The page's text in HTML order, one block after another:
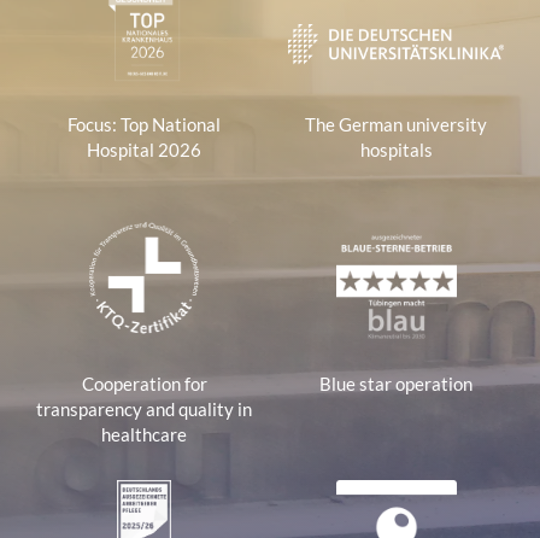
Focus: Top National
Hospital 2026
The German university
hospitals
Cooperation for
transparency and quality in
healthcare
Blue star operation